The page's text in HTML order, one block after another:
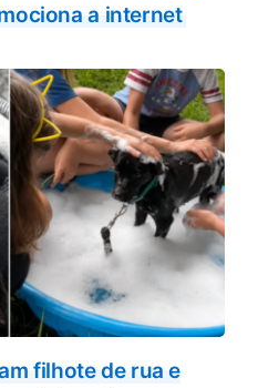
a internet
filhote de rua e